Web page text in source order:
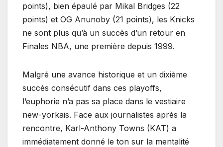
points), bien épaulé par Mikal Bridges (22
points) et OG Anunoby (21 points), les Knicks
ne sont plus qu’à un succès d’un retour en
Finales NBA, une première depuis 1999.
Malgré une avance historique et un dixième
succès consécutif dans ces playoffs,
l’euphorie n’a pas sa place dans le vestiaire
new-yorkais. Face aux journalistes après la
rencontre, Karl-Anthony Towns (KAT) a
immédiatement donné le ton sur la mentalité